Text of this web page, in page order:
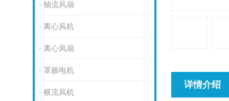
轴流风扇
离心风机
离心风扇
罩极电机
横流风机
详情介绍